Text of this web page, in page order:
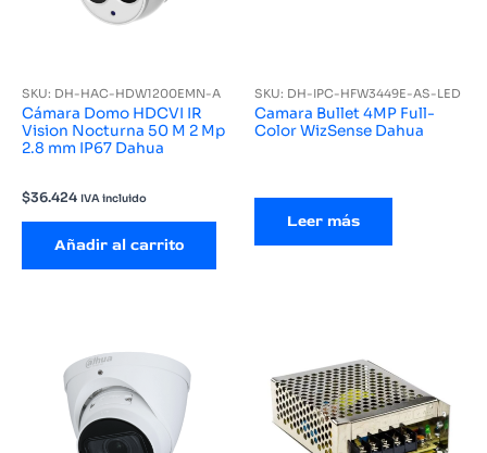
SKU: DH-HAC-HDW1200EMN-A
Cámara Domo HDCVI IR
Vision Nocturna 50 M 2 Mp
2.8 mm IP67 Dahua
$36.424 IVA incluido
Añadir al carrito
SKU: DH-IPC-HFW3449E-AS-LED
Camara Bullet 4MP Full-
Color WizSense Dahua
Leer más